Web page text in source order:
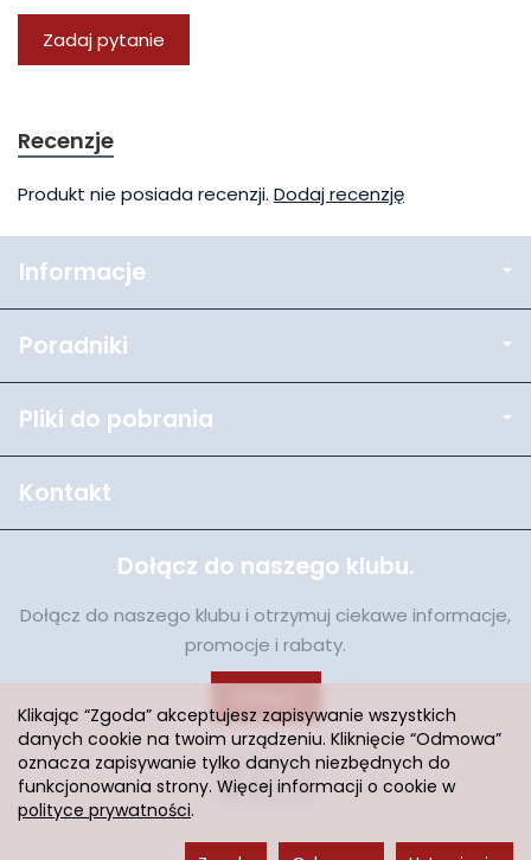
Zadaj pytanie
Recenzje
Produkt nie posiada recenzji. Dodaj recenzję
Informacje
Poradniki
Pliki do pobrania
Kontakt
Dołącz do naszego klubu.
Dołącz do naszego klubu i otrzymuj ciekawe informacje,
promocje i rabaty.
Klikając “Zgoda” akceptujesz zapisywanie wszystkich
danych cookie na twoim urządzeniu. Kliknięcie “Odmowa”
oznacza zapisywanie tylko danych niezbędnych do
funkcjonowania strony. Więcej informacji o cookie w
polityce prywatności.